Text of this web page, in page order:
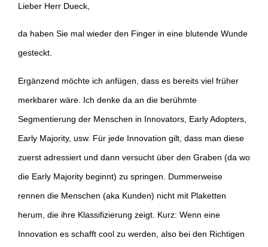
Lieber Herr Dueck,
da haben Sie mal wieder den Finger in eine blutende Wunde
gesteckt.
Ergänzend möchte ich anfügen, dass es bereits viel früher
merkbarer wäre. Ich denke da an die berühmte
Segmentierung der Menschen in Innovators, Early Adopters,
Early Majority, usw. Für jede Innovation gilt, dass man diese
zuerst adressiert und dann versucht über den Graben (da wo
die Early Majority beginnt) zu springen. Dummerweise
rennen die Menschen (aka Kunden) nicht mit Plaketten
herum, die ihre Klassifizierung zeigt. Kurz: Wenn eine
Innovation es schafft cool zu werden, also bei den Richtigen